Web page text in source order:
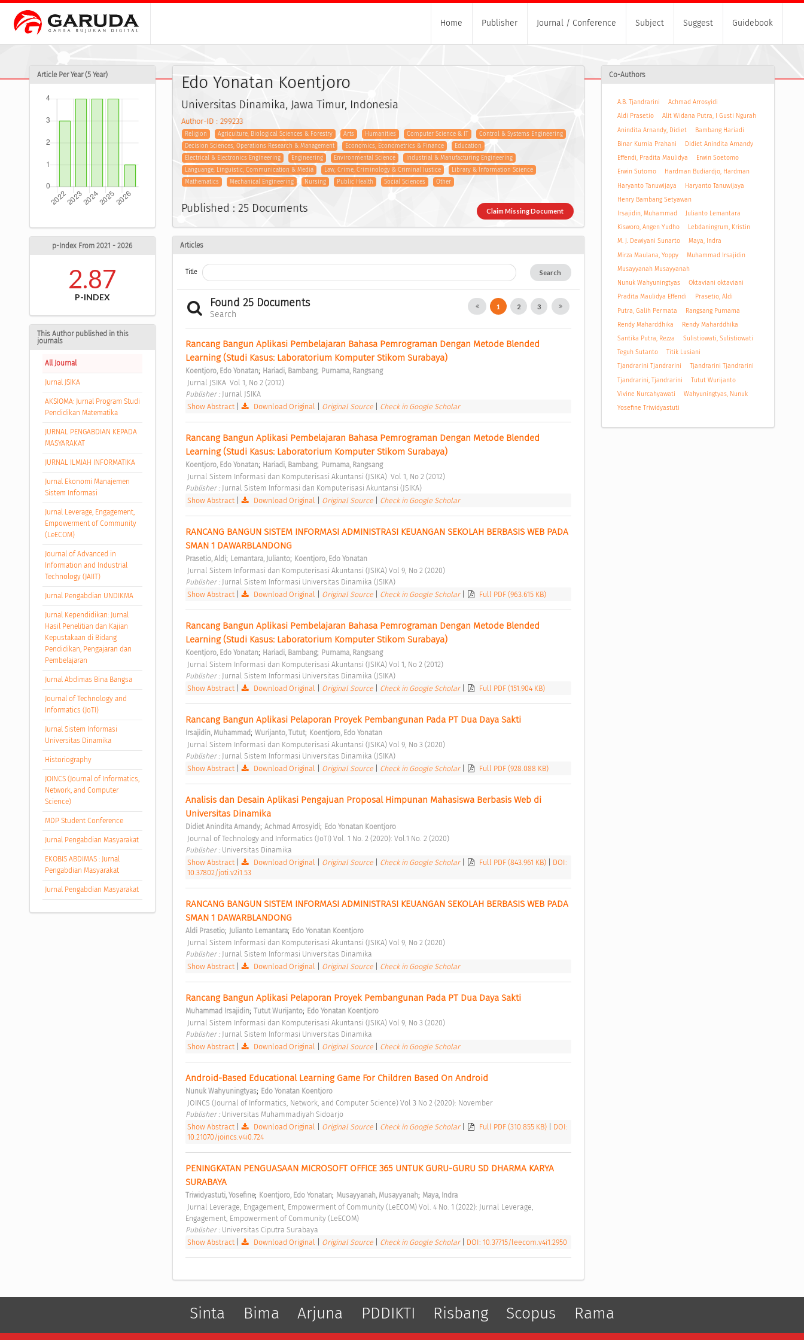
Home Publisher Journal / Conference Subject Suggest Guidebook
Article Per Year (5 Year)
p-Index From 2021 - 2026
2.87
P-INDEX
This Author published in this
journals
All Journal
Jurnal JSIKA
AKSIOMA: Jurnal Program Studi
Pendidikan Matematika
JURNAL PENGABDIAN KEPADA
MASYARAKAT
JURNAL ILMIAH INFORMATIKA
Jurnal Ekonomi Manajemen
Sistem Informasi
Jurnal Leverage, Engagement,
Empowerment of Community
(LeECOM)
Journal of Advanced in
Information and Industrial
Technology (JAIIT)
Jurnal Pengabdian UNDIKMA
Jurnal Kependidikan: Jurnal
Hasil Penelitian dan Kajian
Kepustakaan di Bidang
Pendidikan, Pengajaran dan
Pembelajaran
Jurnal Abdimas Bina Bangsa
Journal of Technology and
Informatics (JoTI)
Jurnal Sistem Informasi
Universitas Dinamika
Historiography
JOINCS (Journal of Informatics,
Network, and Computer
Science)
MDP Student Conference
Jurnal Pengabdian Masyarakat
EKOBIS ABDIMAS : Jurnal
Pengabdian Masyarakat
Jurnal Pengabdian Masyarakat
Edo Yonatan Koentjoro
Universitas Dinamika, Jawa Timur, Indonesia
Author-ID : 299233
Religion Agriculture, Biological Sciences & Forestry Arts Humanities Computer Science & IT
Control & Systems Engineering
Decision Sciences, Operations Research & Management
Economics, Econometrics & Finance
Education
Electrical & Electronics Engineering
Engineering Environmental Science
Industrial & Manufacturing Engineering
Languange, Linguistic, Communication & Media
Law, Crime, Criminology & Criminal Justice
Library & Information Science
Mathematics
Mechanical Engineering Nursing Public Health Social Sciences Other
Published : 25 Documents Claim Missing Document
Articles
Title Search
Found 25 Documents
Search
1 2 3
Rancang Bangun Aplikasi Pembelajaran Bahasa Pemrograman Dengan Metode Blended
Learning (Studi Kasus: Laboratorium Komputer Stikom Surabaya)
Koentjoro, Edo Yonatan; Hariadi, Bambang; Purnama, Rangsang
Jurnal JSIKA  Vol 1, No 2 (2012)
Publisher : Jurnal JSIKA
Show Abstract| Download Original Original Source Check in Google Scholar
Rancang Bangun Aplikasi Pembelajaran Bahasa Pemrograman Dengan Metode Blended
Learning (Studi Kasus: Laboratorium Komputer Stikom Surabaya)
Koentjoro, Edo Yonatan; Hariadi, Bambang; Purnama, Rangsang
Jurnal Sistem Informasi dan Komputerisasi Akuntansi (JSIKA)  Vol 1, No 2 (2012)
Publisher : Jurnal Sistem Informasi dan Komputerisasi Akuntansi (JSIKA)
Show Abstract| Download Original Original Source Check in Google Scholar
RANCANG BANGUN SISTEM INFORMASI ADMINISTRASI KEUANGAN SEKOLAH BERBASIS WEB PADA
SMAN 1 DAWARBLANDONG
Prasetio, Aldi; Lemantara, Julianto; Koentjoro, Edo Yonatan
Jurnal Sistem Informasi dan Komputerisasi Akuntansi (JSIKA) Vol 9, No 2 (2020)
Publisher : Jurnal Sistem Informasi Universitas Dinamika (JSIKA)
Show Abstract| Download Original Original Source Check in Google Scholar Full PDF (963.615 KB)
Rancang Bangun Aplikasi Pembelajaran Bahasa Pemrograman Dengan Metode Blended
Learning (Studi Kasus: Laboratorium Komputer Stikom Surabaya)
Koentjoro, Edo Yonatan; Hariadi, Bambang; Purnama, Rangsang
Jurnal Sistem Informasi dan Komputerisasi Akuntansi (JSIKA) Vol 1, No 2 (2012)
Publisher : Jurnal Sistem Informasi Universitas Dinamika (JSIKA)
Show Abstract| Download Original Original Source Check in Google Scholar Full PDF (151.904 KB)
Rancang Bangun Aplikasi Pelaporan Proyek Pembangunan Pada PT Dua Daya Sakti
Irsajidin, Muhammad; Wurijanto, Tutut; Koentjoro, Edo Yonatan
Jurnal Sistem Informasi dan Komputerisasi Akuntansi (JSIKA) Vol 9, No 3 (2020)
Publisher : Jurnal Sistem Informasi Universitas Dinamika (JSIKA)
Show Abstract| Download Original Original Source Check in Google Scholar Full PDF (928.088 KB)
Analisis dan Desain Aplikasi Pengajuan Proposal Himpunan Mahasiswa Berbasis Web di
Universitas Dinamika
Didiet Anindita Arnandy; Achmad Arrosyidi; Edo Yonatan Koentjoro
Journal of Technology and Informatics (JoTI) Vol. 1 No. 2 (2020): Vol.1 No. 2 (2020)
Publisher : Universitas Dinamika
Show Abstract| Download Original Original Source Check in Google Scholar Full PDF (843.961 KB)
DOI:
10.37802/joti.v2i1.53
RANCANG BANGUN SISTEM INFORMASI ADMINISTRASI KEUANGAN SEKOLAH BERBASIS WEB PADA
SMAN 1 DAWARBLANDONG
Aldi Prasetio; Julianto Lemantara; Edo Yonatan Koentjoro
Jurnal Sistem Informasi dan Komputerisasi Akuntansi (JSIKA) Vol 9, No 2 (2020)
Publisher : Jurnal Sistem Informasi Universitas Dinamika
Show Abstract| Download Original Original Source Check in Google Scholar
Rancang Bangun Aplikasi Pelaporan Proyek Pembangunan Pada PT Dua Daya Sakti
Muhammad Irsajidin; Tutut Wurijanto; Edo Yonatan Koentjoro
Jurnal Sistem Informasi dan Komputerisasi Akuntansi (JSIKA) Vol 9, No 3 (2020)
Publisher : Jurnal Sistem Informasi Universitas Dinamika
Show Abstract| Download Original Original Source Check in Google Scholar
Android-Based Educational Learning Game For Children Based On Android
Nunuk Wahyuningtyas; Edo Yonatan Koentjoro
JOINCS (Journal of Informatics, Network, and Computer Science) Vol 3 No 2 (2020): November
Publisher : Universitas Muhammadiyah Sidoarjo
Show Abstract| Download Original Original Source Check in Google Scholar Full PDF (310.855 KB)
DOI:
10.21070/joincs.v4i0.724
PENINGKATAN PENGUASAAN MICROSOFT OFFICE 365 UNTUK GURU-GURU SD DHARMA KARYA
SURABAYA
Triwidyastuti, Yosefine; Koentjoro, Edo Yonatan; Musayyanah, Musayyanah; Maya, Indra
Engagement, Empowerment of Community (LeECOM)
Publisher : Universitas Ciputra Surabaya
Show Abstract| Download Original Original Source Check in Google Scholar DOI: 10.37715/leecom.v4i1.2950
Co-Authors
A.B. Tjandrarini
Achmad Arrosyidi
Aldi Prasetio
Alit Widana Putra, I Gusti Ngurah
Anindita Arnandy, Didiet
Bambang Hariadi
Binar Kurnia Prahani
Didiet Anindita Arnandy
Effendi, Pradita Maulidya
Erwin Soetomo
Erwin Sutomo
Hardman Budiardjo, Hardman
Haryanto Tanuwijaya
Haryanto Tanuwijaya
Henry Bambang Setyawan
Irsajidin, Muhammad
Julianto Lemantara
Kisworo, Angen Yudho
Lebdaningrum, Kristin
M. J. Dewiyani Sunarto
Maya, Indra
Mirza Maulana, Yoppy
Muhammad Irsajidin
Musayyanah Musayyanah
Nunuk Wahyuningtyas
Oktaviani oktaviani
Pradita Maulidya Effendi
Prasetio, Aldi
Putra, Galih Permata
Rangsang Purnama
Rendy Maharddhika
Rendy Maharddhika
Santika Putra, Rezza
Sulistiowati, Sulistiowati
Teguh Sutanto
Titik Lusiani
Tjandrarini Tjandrarini
Tjandrarini Tjandrarini
Tjandrarini, Tjandrarini
Tutut Wurijanto
Vivine Nurcahyawati
Wahyuningtyas, Nunuk
Yosefine Triwidyastuti
Sinta Bima Arjuna PDDIKTI Risbang Scopus Rama